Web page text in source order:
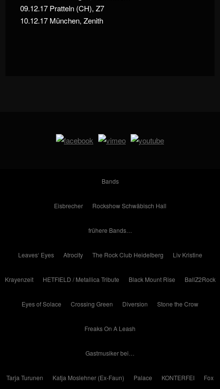
09.12.17 Pratteln (CH), Z7
10.12.17 München, Zenith
Bands
Eisbrecher Rockshow Schwäbisch Hall
frühere Bands…
Leaves‘ Eyes Atrocity The Rock Club Heidelberg Liv Kristine
Krayenzeit HETFIELD / Metallica Tribute Black Mount Rise BallZ2Rock
Eyes of Solace Crossing Green Diversion Stone the Crow
Freaks On A Leash
Gastmusiker bei…
Tarja Turunen Katja Moslehner (Ex-Faun) Palace KONTERFEI Fox